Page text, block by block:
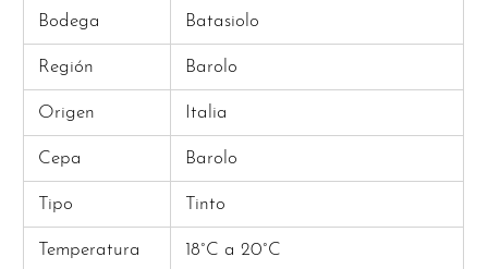
Bodega Batasiolo
Región Barolo
Origen Italia
Cepa Barolo
Tipo Tinto
Temperatura 18°C a 20°C